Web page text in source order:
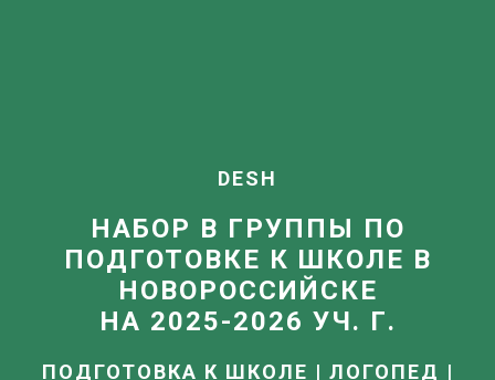
DESH
НАБОР В ГРУППЫ ПО
ПОДГОТОВКЕ К ШКОЛЕ В
НОВОРОССИЙСКЕ
НА 2025-2026 УЧ. Г.
ПОДГОТОВКА К ШКОЛЕ | ЛОГОПЕД |